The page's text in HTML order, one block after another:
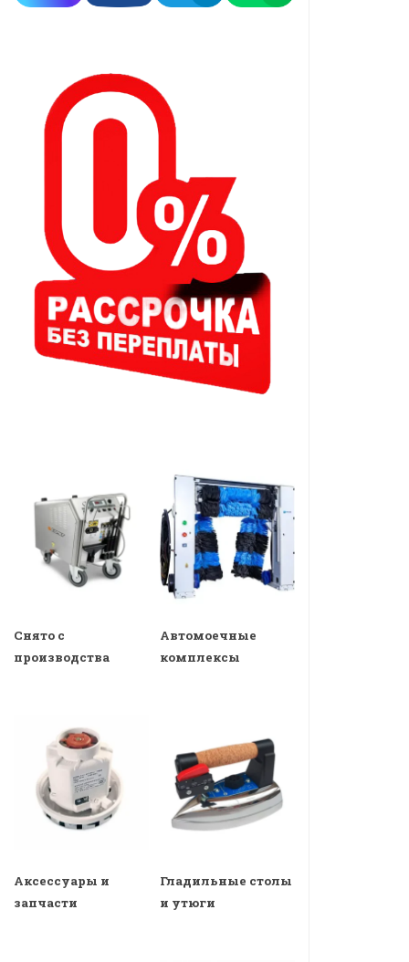
Снято с
производства
Автомоечные
комплексы
Аксессуары и
запчасти
Гладильные столы
и утюги